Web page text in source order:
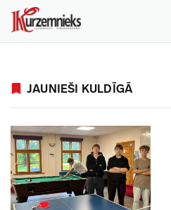
JAUNIEŠI KULDĪGĀ